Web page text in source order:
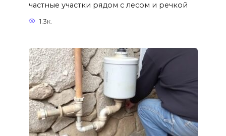
частные участки рядом с лесом и речкой
1.3к.